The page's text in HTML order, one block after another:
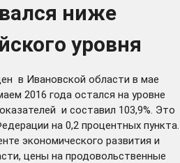
ниже
уровня
в Ивановской области в мае
2016 года остался на уровне
и составил 103,9%. Это
на 0,2 процентных пункта.
экономического развития и
цены на продовольственные